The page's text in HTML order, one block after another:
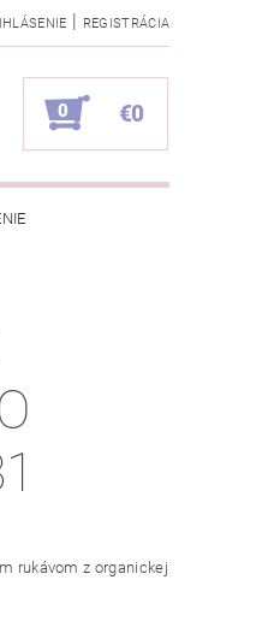
| REGISTRÁCIA
0 €0
rukávom z organickej